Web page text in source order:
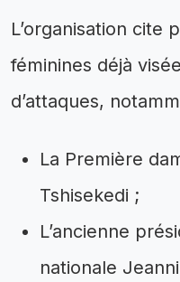
L’organisation cite
féminines déjà
d’attaques,
La Première
Tshisekedi ;
L’ancienne
nationale